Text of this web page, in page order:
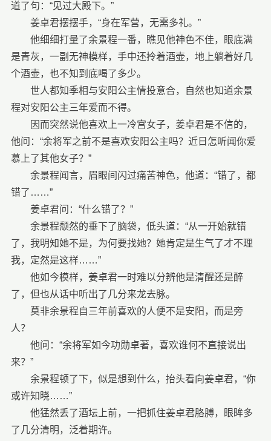
道了句：“见过大殿下。”
姜卓君摆摆手，“身在军营，无需多礼。”
他细细打量了余景程一番，瞧见他神色不佳，眼底满
是青灰，一副无神模样，手中还拎着酒壶，地上躺着好几
个酒壶，也不知到底喝了多少。
世人都知季相与安阳公主情投意合，自然也知道余景
程对安阳公主三年爱而不得。
因而突然说他喜欢上一冷宫女子，姜卓君是不信的，
他问：“余将军之前不是喜欢安阳公主吗？近日怎听闻你爱
慕上了其他女子？”
余景程闻言，眉眼间闪过痛苦神色，他道：“错了，都
错了……”
姜卓君问：“什么错了？”
余景程颓然的垂下了脑袋，低头道：“从一开始就错
了，我明知她不是，为何要找她？她肯定是生气了才不理
我，定然是这样……”
他如今模样，姜卓君一时难以分辨他是清醒还是醉
了，但也从话中听出了几分来龙去脉。
莫非余景程自三年前喜欢的人便不是安阳，而是旁
人？
他问：“余将军如今功勋卓著，喜欢谁何不直接说出
来？”
余景程顿了下，似是想到什么，抬头看向姜卓君，“你
或许知晓……”
他猛然丢了酒坛上前，一把抓住姜卓君胳膊，眼眸多
了几分清明，泛着期许。